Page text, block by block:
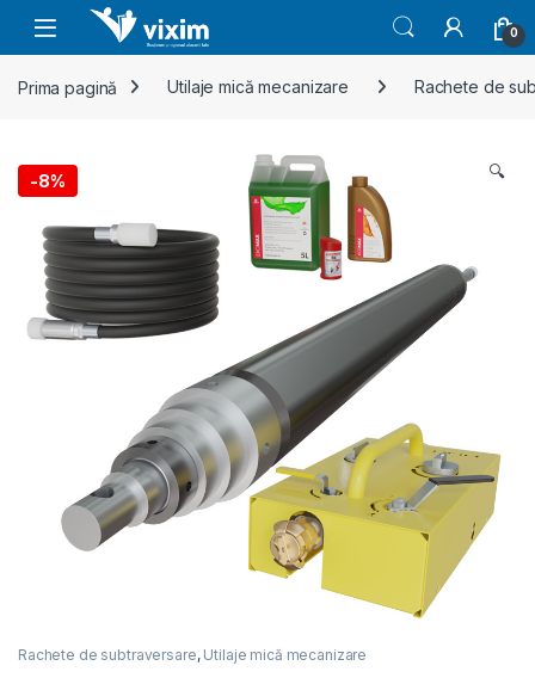
Skip to navigation
Skip to content
0
Prima pagină Utilaje mică mecanizare Rachete de
-8% 🔍
Rachete de subtraversare, Utilaje mică mecanizare